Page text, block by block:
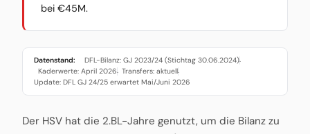
bei €45M.
Datenstand: DFL-Bilanz: GJ 2023/24 (Stichtag 30.06.2024)·
Kaderwerte: April 2026· Transfers: aktuell·
Update: DFL GJ 24/25 erwartet Mai/Juni 2026
Der HSV hat die 2.BL-Jahre genutzt, um die Bilanz zu